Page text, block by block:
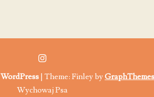
WordPress Theme: Finley byGraphThemes
Wychowaj Psa